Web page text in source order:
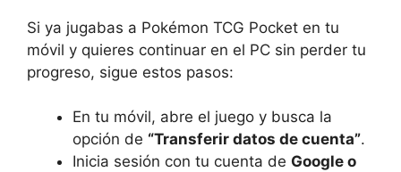
Si ya jugabas a Pokémon TCG Pocket en tu
móvil y quieres continuar en el PC sin perder tu
progreso, sigue estos pasos:
En tu móvil, abre el juego y busca la
opción de “Transferir datos de cuenta”.
Inicia sesión con tu cuenta de Google o